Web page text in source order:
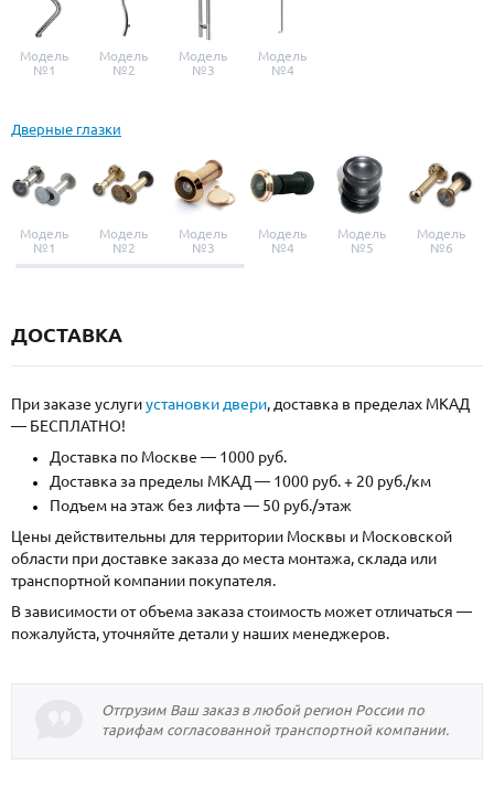
Модель
№1
Модель
№2
Модель
№3
Модель
№4
Дверные глазки
Модель
№1
Модель
№2
Модель
№3
Модель
№4
Модель
№5
Модель
№6
ДОСТАВКА
При заказе услугиустановки двери, доставка в пределах МКАД
— БЕСПЛАТНО!
Доставка по Москве — 1000 руб.
Доставка за пределы МКАД — 1000 руб. + 20 руб./км
Подъем на этаж без лифта — 50 руб./этаж
Цены действительны для территории Москвы и Московской
области при доставке заказа до места монтажа, склада или
транспортной компании покупателя.
В зависимости от объема заказа стоимость может отличаться —
пожалуйста, уточняйте детали у наших менеджеров.
Отгрузим Ваш заказ в любой регион России по
тарифам согласованной транспортной компании.